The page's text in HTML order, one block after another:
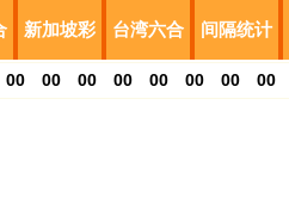
新加坡彩 台湾六合 间隔统计
00 00 00 00 00 00 00 00